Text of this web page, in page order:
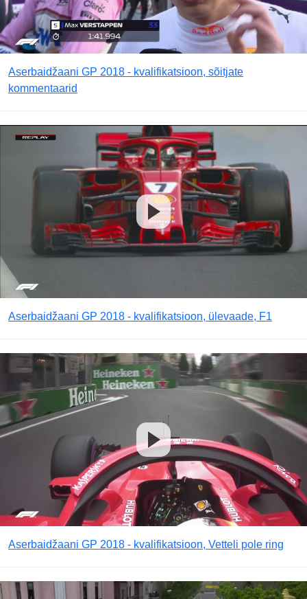
Aserbaidžaani GP 2018 - kvalifikatsioon, sõitjate
kommentaarid
Aserbaidžaani GP 2018 - kvalifikatsioon, ülevaade, F1
Aserbaidžaani GP 2018 - kvalifikatsioon, Vetteli pole ring